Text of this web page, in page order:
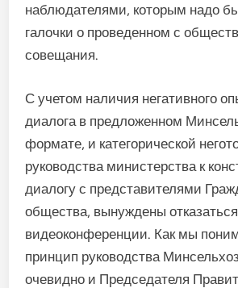
наблюдателями, которым надо
галочки о проведенном с
совещания.
С учетом наличия негативного
диалога в предложенном
формате, и категорической
руководства министерства к
диалогу с представителями
общества, вынуждены
видеоконференции. Как мы
принцип руководства
очевидно и Председателя